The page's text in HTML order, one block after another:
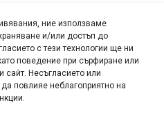
ние използваме
и/или достъп до
с тези технологии ще ни
поведение при сърфиране или
сайт. Несъгласието или
повлияе неблагоприятно на
магазин за изкуство
БИЗНЕС